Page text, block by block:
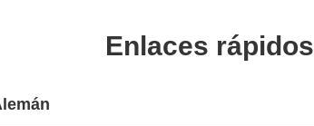
Enlaces rápidos